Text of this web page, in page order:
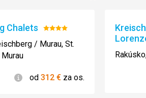
Chalets Hodnotenie:
4/5
/ Murau, St.
Informácie
od 312 € za os.